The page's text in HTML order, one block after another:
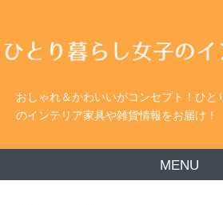
おしゃれ＆かわいいがコンセプト！ひと
のインテリア家具や雑貨情報をお届け！
MENU